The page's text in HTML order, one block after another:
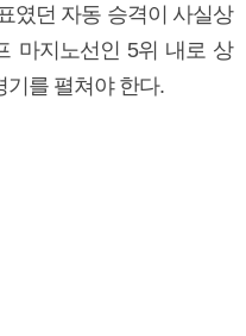
였던 자동 승격이 사실상
마지노선인 5위 내로 상
기를 펼쳐야 한다.